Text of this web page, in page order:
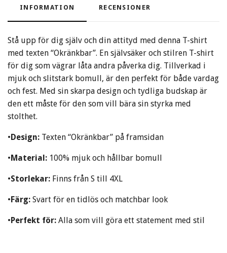
INFORMATION RECENSIONER
Stå upp för dig själv och din attityd med denna T-shirt
med texten “Okränkbar”. En självsäker och stilren T-shirt
för dig som vägrar låta andra påverka dig. Tillverkad i
mjuk och slitstark bomull, är den perfekt för både vardag
och fest. Med sin skarpa design och tydliga budskap är
den ett måste för den som vill bära sin styrka med
stolthet.
•Design: Texten “Okränkbar” på framsidan
•Material: 100% mjuk och hållbar bomull
•Storlekar: Finns från S till 4XL
•Färg: Svart för en tidlös och matchbar look
•Perfekt för: Alla som vill göra ett statement med stil